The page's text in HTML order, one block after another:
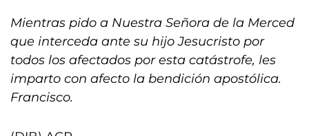
Mientras pido a Nuestra Señora de la Merced
que interceda ante su hijo Jesucristo por
todos los afectados por esta catástrofe, les
imparto con afecto la bendición apostólica.
Francisco.